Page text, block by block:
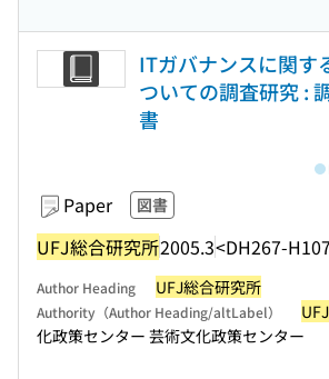
ITガバナンスに関す
ついての調査研究 :
書
Paper 図書
UFJ総合研究所2005.3<DH267-
Author Heading UFJ総合研究所
Authority（Author Heading/altLabel）
化政策センター 芸術文化政策センター